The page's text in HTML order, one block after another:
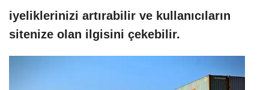
iyeliklerinizi artırabilir ve kullanıcıların
sitenize olan ilgisini çekebilir.